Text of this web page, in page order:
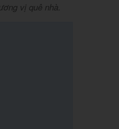
vị quê nhà.